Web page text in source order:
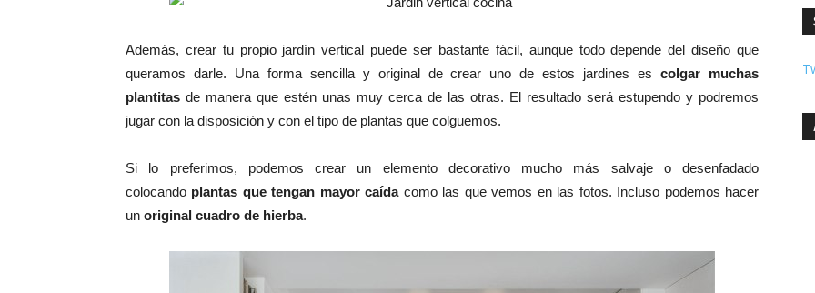
Además, crear tu propio jardín vertical puede ser bastante fácil, aunque todo depende del diseño que
queramos darle. Una forma sencilla y original de crear uno de estos jardines escolgar muchas
plantitas de manera que estén unas muy cerca de las otras. El resultado será estupendo y podremos
jugar con la disposición y con el tipo de plantas que colguemos.
Si lo preferimos, podemos crear un elemento decorativo mucho más salvaje o desenfadado
colocando plantas que tengan mayor caídacomo las que vemos en las fotos. Incluso podemos hacer
un original cuadro de hierba.